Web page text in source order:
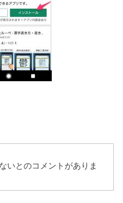
いとのコメントがありま